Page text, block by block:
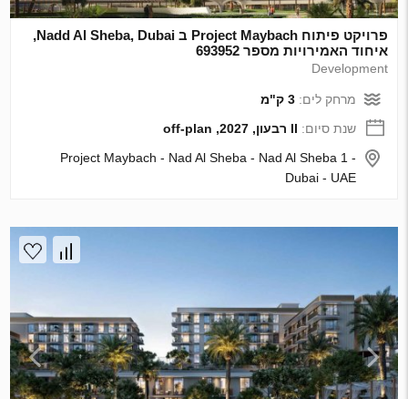
פרויקט פיתוח Project Maybach ב Nadd Al Sheba, Dubai,
איחוד האמירויות מספר 693952
Development
מרחק לים:3 ק"מ
שנת סיום: II רבעון, 2027, off-plan
Project Maybach - Nad Al Sheba - Nad Al Sheba 1 -
Dubai - UAE